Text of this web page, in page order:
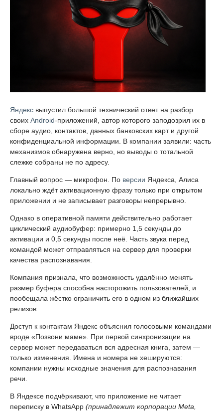
Яндекс выпустил большой технический ответ на разбор
своих Android-приложений, автор которого заподозрил их в
сборе аудио, контактов, данных банковских карт и другой
конфиденциальной информации. В компании заявили: часть
механизмов обнаружена верно, но выводы о тотальной
слежке собраны не по адресу.
Главный вопрос — микрофон. По версии Яндекса, Алиса
локально ждёт активационную фразу только при открытом
приложении и не записывает разговоры непрерывно.
Однако в оперативной памяти действительно работает
циклический аудиобуфер: примерно 1,5 секунды до
активации и 0,5 секунды после неё. Часть звука перед
командой может отправляться на сервер для проверки
качества распознавания.
Компания признала, что возможность удалённо менять
размер буфера способна насторожить пользователей, и
пообещала жёстко ограничить его в одном из ближайших
релизов.
Доступ к контактам Яндекс объяснил голосовыми командами
вроде «Позвони маме». При первой синхронизации на
сервер может передаваться вся адресная книга, затем —
только изменения. Имена и номера не хешируются:
компании нужны исходные значения для распознавания
речи.
В Яндексе подчёркивают, что приложение не читает
переписку в WhatsApp (принадлежит корпорации Meta,